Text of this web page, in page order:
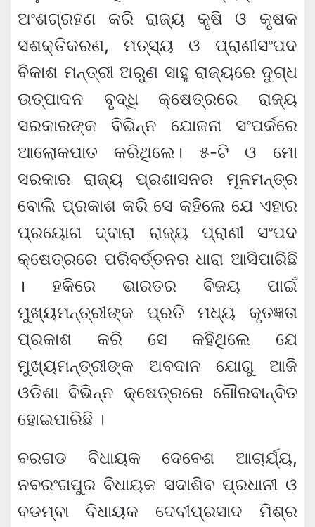
ଅଂଶଗ୍ରହଣ କରି ରାଜ୍ୟ କୃଷି ଓ କୃଷକ
ସଶକ୍ତିକରଣ, ମତ୍ସ୍ୟ ଓ ପ୍ରାଣୀସଂପଦ
ବିକାଶ ମନ୍ତ୍ରୀ ଅରୁଣ ସାହୁ ରାଜ୍ୟରେ ଦୁଗ୍‌ଧ
ଉତ୍ପାଦନ ବୃଦ୍ଧି କ୍ଷେତ୍ରରେ ରାଜ୍ୟ
ସରକାରଙ୍କ ବିଭିନ୍ନ ଯୋଜନା ସଂପର୍କରେ
ଆଲୋକପାତ କରିଥିଲେ। ୫-ଟି ଓ ମୋ
ସରକାର ରାଜ୍ୟ ପ୍ରଶାସନର ମୂଳମନ୍ତ୍ର
ବୋଲି ପ୍ରକାଶ କରି ସେ କହିଲେ ଯେ ଏହାର
ପ୍ରୟୋଗ ଦ୍ବାରା ରାଜ୍ୟ ପ୍ରାଣୀ ସଂପଦ
କ୍ଷେତ୍ରରେ ପରିବର୍ତ୍ତନର ଧାରା ଆସିପାରିଛି
। ହକିରେ ଭାରତର ବିଜୟ ପାଇଁ
ମୁଖ୍ୟମନ୍ତ୍ରୀଙ୍କ ପ୍ରତି ମଧ୍ୟ କୃତଜ୍ଞତା
ପ୍ରକାଶ କରି ସେ କହିଥିଲେ ଯେ
ମୁଖ୍ୟମନ୍ତ୍ରୀଙ୍କ ଅବଦାନ ଯୋଗୁ ଆଜି
ଓଡିଶା ବିଭିନ୍ନ କ୍ଷେତ୍ରରେ ଗୌରବାନ୍ବିତ
ହୋଇପାରିଛି ।
ବରଗଡ ବିଧାୟକ ଦେବେଶ ଆଚାର୍ଯ୍ୟ,
ନବରଂଗପୁର ବିଧାୟକ ସଦାଶିବ ପ୍ରଧାନୀ ଓ
ବଡମ୍ବା ବିଧାୟକ ଦେବୀପ୍ରସାଦ ମିଶ୍ର